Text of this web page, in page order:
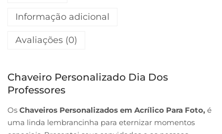
Informação adicional
Avaliações (0)
Chaveiro Personalizado Dia Dos
Professores
Os Chaveiros Personalizados em Acrílico Para Foto, é
uma linda lembrancinha para eternizar momentos